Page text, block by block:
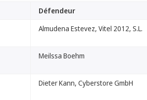
Défendeur
Almudena Estevez, Vitel 2012, S.L.
Meilssa Boehm
Dieter Kann, Cyberstore GmbH